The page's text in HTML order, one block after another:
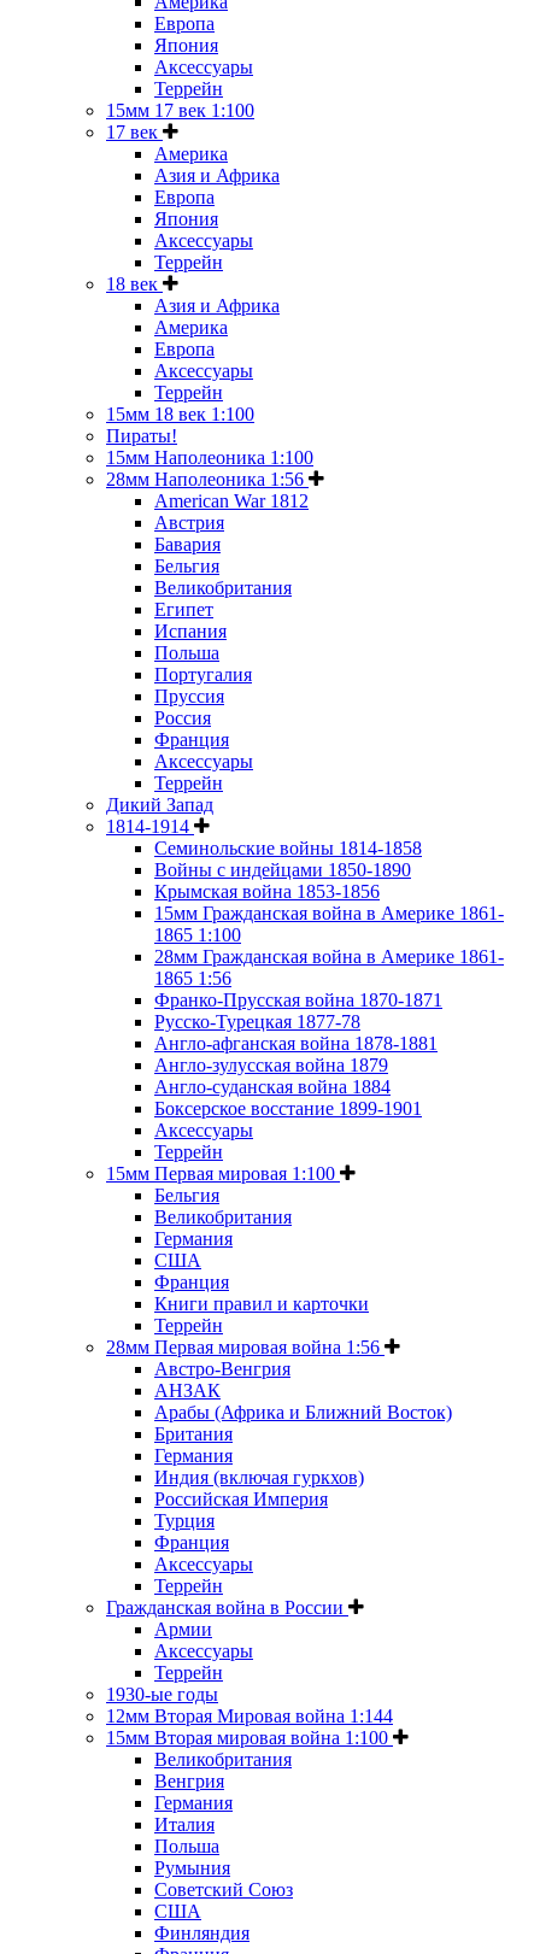
Европа
Япония
Аксессуары
Террейн
15мм 17 век 1:100
17 век
Америка
Азия и Африка
Европа
Япония
Аксессуары
Террейн
18 век
Азия и Африка
Америка
Европа
Аксессуары
Террейн
15мм 18 век 1:100
Пираты!
15мм Наполеоника 1:100
28мм Наполеоника 1:56
American War 1812
Австрия
Бавария
Бельгия
Великобритания
Египет
Испания
Польша
Португалия
Пруссия
Россия
Франция
Аксессуары
Террейн
Дикий Запад
1814-1914
Семинольские войны 1814-1858
Войны с индейцами 1850-1890
Крымская война 1853-1856
15мм Гражданская война в Америке 1861-
1865 1:100
28мм Гражданская война в Америке 1861-
1865 1:56
Франко-Прусская война 1870-1871
Русско-Турецкая 1877-78
Англо-афганская война 1878-1881
Англо-зулусская война 1879
Англо-суданская война 1884
Боксерское восстание 1899-1901
Аксессуары
Террейн
15мм Первая мировая 1:100
Бельгия
Великобритания
Германия
США
Франция
Книги правил и карточки
Террейн
28мм Первая мировая война 1:56
Австро-Венгрия
АНЗАК
Арабы (Африка и Ближний Восток)
Британия
Германия
Индия (включая гуркхов)
Российская Империя
Турция
Франция
Аксессуары
Террейн
Гражданская война в России
Армии
Аксессуары
Террейн
1930-ые годы
12мм Вторая Мировая война 1:144
15мм Вторая мировая война 1:100
Великобритания
Венгрия
Германия
Италия
Польша
Румыния
Советский Союз
США
Финляндия